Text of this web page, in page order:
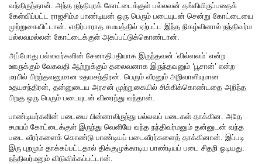
வந்திருந்தான். அந்த நந்திபுரக் கோட்டைக்குள் பல்லவன் தங்கியிருப்பதைக்
கேள்விப்பட்ட ராஜசிம்ம பாண்டியன் ஒரு பெரும் படையுடன் சென்று கோட்டையை
முற்றுகையிட்டான். எதிர்பாராத சமயத்தில் ஏற்பட்ட இந்த நிகழ்வினால் நந்திவர்ம
பல்லவமல்லன் கோட்டைக்குள் அகப்பட்டுக்கொண்டான்.
அப்போது பல்லவர்களின் சேனாதிபதியாக இருந்தவன் ‘வில்வலம்’ என்ற
ஊருக்கும் வேகவதி ஆற்றுக்கும் தலைவனாக இருந்தவனும் ‘பூசான்’ என்ற
மரபில் பிறந்தவனுமான உதயசந்திரன். பெரும் வீரனும் அறிவாளியுமான
உதயசந்திரன், தன்னுடைய அரசன் முற்றுகையில் சிக்கிக்கொண்டதை அறிந்த
பிறகு ஒரு பெரும் படையுடன் விரைந்து வந்தான்.
பாண்டியர்களின் படையை பின்னாலிருந்து பல்லவப் படைகள் தாக்கின. அதே
சமயம் கோட்டைக்குள் இருந்து வெளியே வந்த நந்திவர்மனும் தன்னுடன் வந்த
படை வீரர்களைக் கொண்டு பாண்டியப் படைவீரர்களைத் தாக்கினான். இப்படி
இரு புறமும் தாக்கப்பட்டதால் திக்குமுக்காடிய பாண்டியப் படை சிதறி ஓடியது.
நந்திவர்மனும் விடுவிக்கப்பட்டான்.